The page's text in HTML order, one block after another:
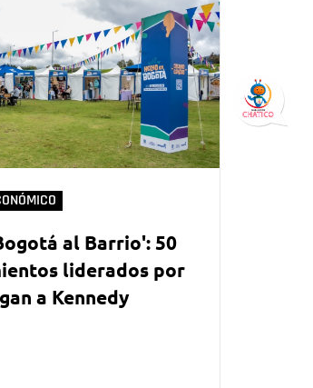
al Barrio': 50
liderados por
a Kennedy